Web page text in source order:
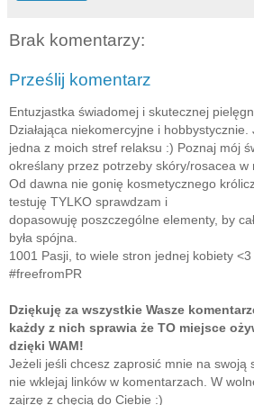
Brak komentarzy:
Prześlij komentarz
Entuzjastka świadomej i skutecznej
Działająca niekomercyjne i hobbystycznie.
jedna z moich stref relaksu :) Poznaj mój
określany przez potrzeby skóry/rosacea w
Od dawna nie gonię kosmetycznego
testuję TYLKO sprawdzam i
dopasowuję poszczególne elementy, by
była spójna.
1001 Pasji, to wiele stron jednej kobiety <3
#freefromPR
Dziękuję za wszystkie Wasze
każdy z nich sprawia że TO miejsce
dzięki WAM!
Jeżeli jeśli chcesz zaprosić mnie na swoją
nie wklejaj linków w komentarzach. W
zajrzę z chęcią do Ciebie :)